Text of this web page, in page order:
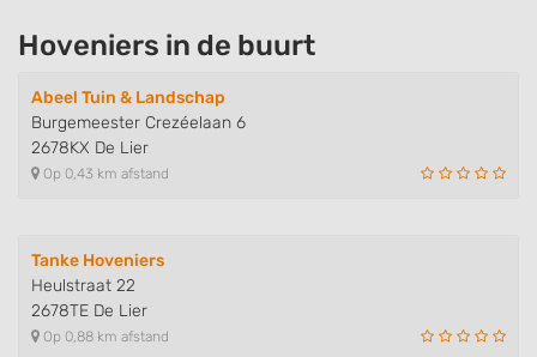
Hoveniers in de buurt
Abeel Tuin & Landschap
Burgemeester Crezéelaan 6
2678KX De Lier
Op 0,43 km afstand
Tanke Hoveniers
Heulstraat 22
2678TE De Lier
Op 0,88 km afstand